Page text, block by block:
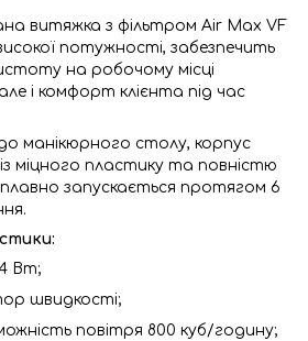
витяжка з фільтром Air Max VF
потужності, забезпечить
на робочому місці
і комфорт клієнта під час
манікюрного столу, корпус
міцного пластику та повністю
запускається протягом 6
Вт;
швидкості;
повітря 800 куб/годину;